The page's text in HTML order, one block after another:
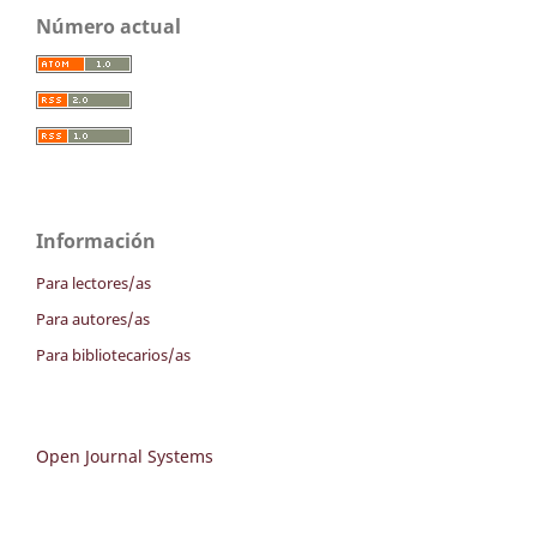
Número actual
Información
Para lectores/as
Para autores/as
Para bibliotecarios/as
Open Journal Systems